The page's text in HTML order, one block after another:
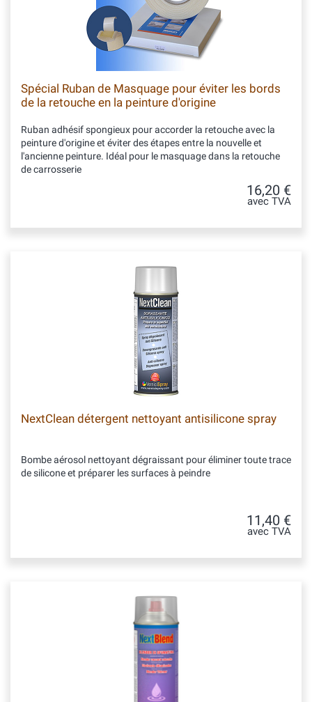
Spécial Ruban de Masquage pour éviter les bords
de la retouche en la peinture d'origine
Ruban adhésif spongieux pour accorder la retouche avec la
peinture d'origine et éviter des étapes entre la nouvelle et
l'ancienne peinture. Idéal pour le masquage dans la retouche
de carrosserie
16,20 €
avec TVA
NextClean détergent nettoyant antisilicone spray
Bombe aérosol nettoyant dégraissant pour éliminer toute trace
de silicone et préparer les surfaces à peindre
11,40 €
avec TVA